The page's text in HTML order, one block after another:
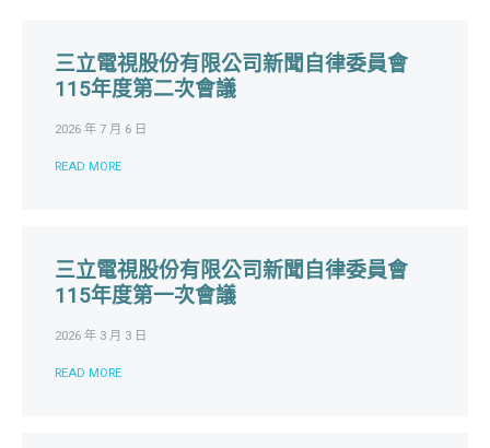
三立電視股份有限公司新聞自律委員會
115年度第二次會議
2026 年 7 月 6 日
READ MORE
三立電視股份有限公司新聞自律委員會
115年度第一次會議
2026 年 3 月 3 日
READ MORE